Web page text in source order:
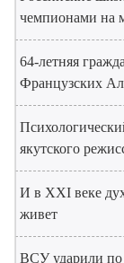
чемпионами на
64-летняя
Французских
якутского
И в XXI веке
живет
ВСУ ударили